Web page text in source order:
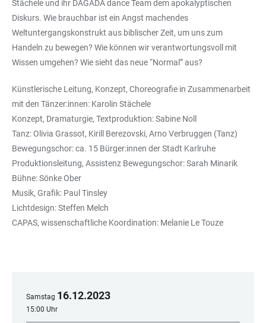
Stächele und ihr DAGADA dance Team dem apokalyptischen
Diskurs. Wie brauchbar ist ein Angst machendes
Weltuntergangskonstrukt aus biblischer Zeit, um uns zum
Handeln zu bewegen? Wie können wir verantwortungsvoll mit
Wissen umgehen? Wie sieht das neue “Normal” aus?
Künstlerische Leitung, Konzept, Choreografie in Zusammenarbeit
mit den Tänzer:innen: Karolin Stächele
Konzept, Dramaturgie, Textproduktion: Sabine Noll
Tanz: Olivia Grassot, Kirill Berezovski, Arno Verbruggen (Tanz)
Bewegungschor: ca. 15 Bürger:innen der Stadt Karlruhe
Produktionsleitung, Assistenz Bewegungschor: Sarah Minarik
Bühne: Sönke Ober
Musik, Grafik: Paul Tinsley
Lichtdesign: Steffen Melch
CAPAS, wissenschaftliche Koordination: Melanie Le Touze
Samstag 16.12.2023
15:00 Uhr